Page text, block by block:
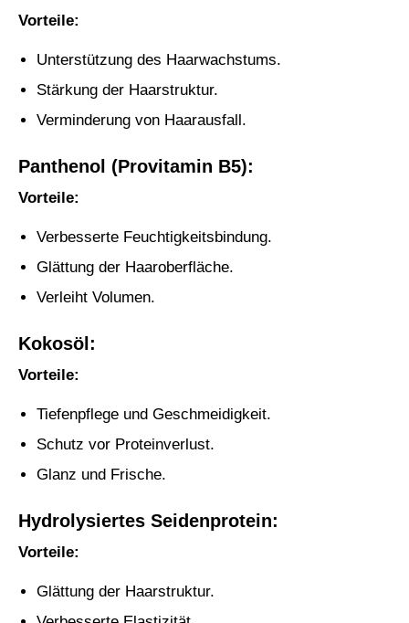
Vorteile:
Unterstützung des Haarwachstums.
Stärkung der Haarstruktur.
Verminderung von Haarausfall.
Panthenol (Provitamin B5):
Vorteile:
Verbesserte Feuchtigkeitsbindung.
Glättung der Haaroberfläche.
Verleiht Volumen.
Kokosöl:
Vorteile:
Tiefenpflege und Geschmeidigkeit.
Schutz vor Proteinverlust.
Glanz und Frische.
Hydrolysiertes Seidenprotein:
Vorteile:
Glättung der Haarstruktur.